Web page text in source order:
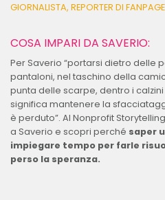
GIORNALISTA, REPORTER DI
COSA IMPARI DA SAVERIO:
Per Saverio “portarsi dietro delle
pantaloni, nel taschino della
punta delle scarpe, dentro i
significa mantenere la
è perduto”. Al Nonprofit
a Saverio e scopri perché saper
impiegare tempo per farle
perso la speranza.